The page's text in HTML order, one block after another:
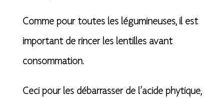
Comme pour toutes les légumineuses, il est
important de rincer les lentilles avant
consommation.
Ceci pour les débarrasser de l’acide phytique,